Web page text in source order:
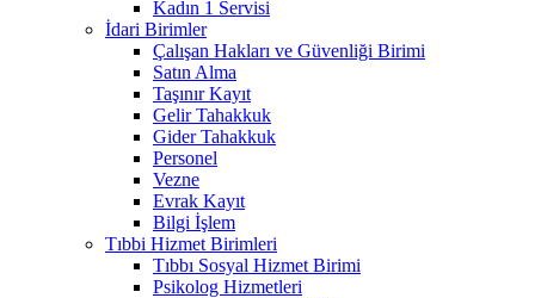
Kadın 1 Servisi
İdari Birimler
Çalışan Hakları ve Güvenliği Birimi
Satın Alma
Taşınır Kayıt
Gelir Tahakkuk
Gider Tahakkuk
Personel
Vezne
Evrak Kayıt
Bilgi İşlem
Tıbbi Hizmet Birimleri
Tıbbı Sosyal Hizmet Birimi
Psikolog Hizmetleri